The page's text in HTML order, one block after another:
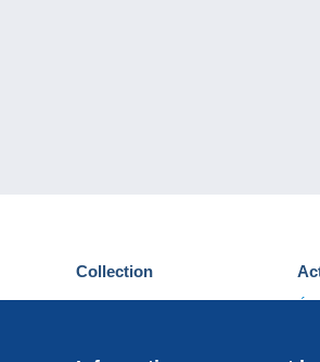
Collection
Cartes postales